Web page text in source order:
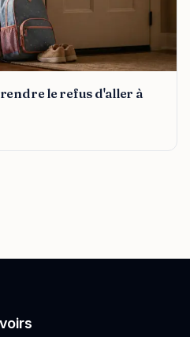
le refus d'aller à